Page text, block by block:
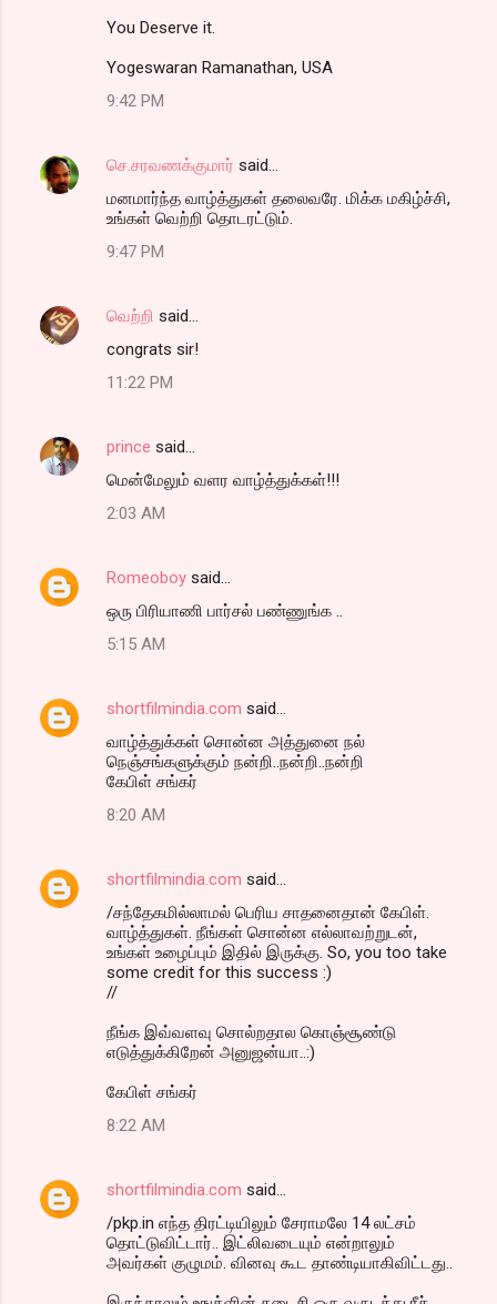
You Deserve it.
Yogeswaran Ramanathan, USA
9:42 PM
செ.சரவணக்குமார் said…
மனமார்ந்த வாழ்த்துகள் தலைவரே. மிக்க மகிழ்ச்சி,
உங்கள் வெற்றி தொடரட்டும்.
9:47 PM
வெற்றி said…
congrats sir!
11:22 PM
prince said…
மென்மேலும் வளர வாழ்த்துக்கள்!!!
2:03 AM
Romeoboy said…
ஒரு பிரியாணி பார்சல் பண்ணுங்க ..
5:15 AM
shortfilmindia.com said…
வாழ்த்துக்கள் சொன்ன அத்துனை நல்
நெஞ்சங்களுக்கும் நன்றி..நன்றி..நன்றி
கேபிள் சங்கர்
8:20 AM
shortfilmindia.com said…
/சந்தேகமில்லாமல் பெரிய சாதனைதான் கேபிள்.
வாழ்த்துகள். நீங்கள் சொன்ன எல்லாவற்றுடன்,
உங்கள் உழைப்பும் இதில் இருக்கு. So, you too take
some credit for this success :)
//
நீங்க இவ்வளவு சொல்றதால கொஞ்சூண்டு
எடுத்துக்கிறேன் அனுஜன்யா..:)
கேபிள் சங்கர்
8:22 AM
shortfilmindia.com said…
/pkp.in எந்த திரட்டியிலும் சேராமலே 14 லட்சம்
தொட்டுவிட்டார்.. இட்லிவடையும் என்றாலும்
அவர்கள் குழுமம். வினவு கூட தாண்டியாகிவிட்டது..